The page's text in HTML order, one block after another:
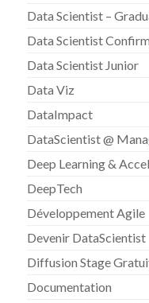
Data Scientist –
Data Scientist
Data Scientist Junior
Data Viz
DataImpact
DataScientist @
Deep Learning &
DeepTech
Développement Agile
Devenir DataScientist
Diffusion Stage
Documentation